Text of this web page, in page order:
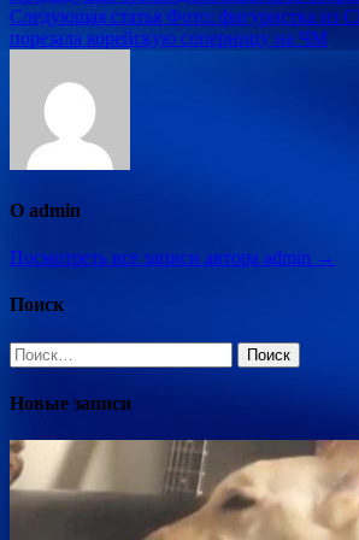
по
Следующая статья Фото: фигуристка из
порезала корейскую соперницу на ЧМ
О admin
Посмотреть все записи автора admin →
Поиск
Найти:
Новые записи